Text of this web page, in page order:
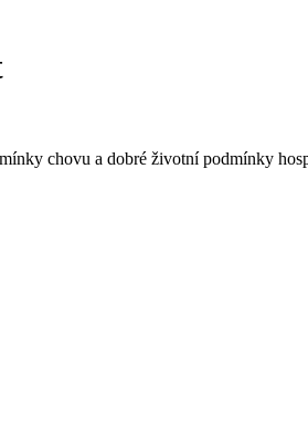
chovu a dobré životní podmínky